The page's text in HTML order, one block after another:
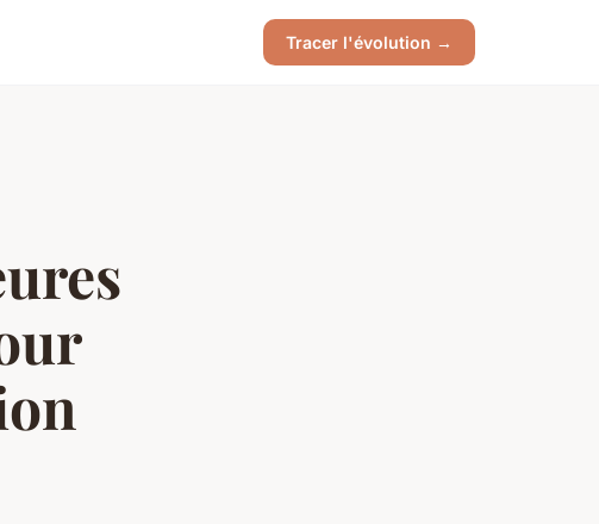
Tracer l'évolution →